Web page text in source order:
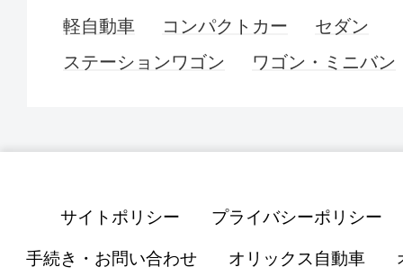
軽自動車 コンパクトカー
セダン
ステーションワゴン
ワゴン・ミニバン
サイトポリシー プライバシーポリシー
手続き・お問い合わせ オリックス自動車